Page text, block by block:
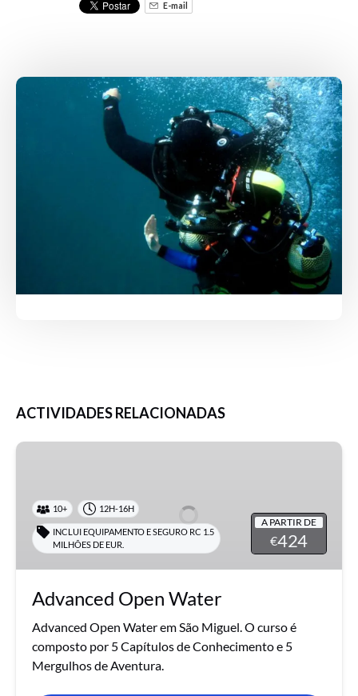
E-mail
ACTIVIDADES RELACIONADAS
Advanced
A PARTIR DE
€424
10+ 12H-16H
INCLUI EQUIPAMENTO E SEGURO RC 1.5
MILHÕES DE EUR.
Advanced Open Water
Advanced Open Water em São Miguel. O curso é
composto por 5 Capítulos de Conhecimento e 5
Mergulhos de Aventura.